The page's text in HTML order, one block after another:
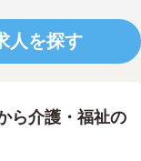
人を探す
ら介護・福祉の